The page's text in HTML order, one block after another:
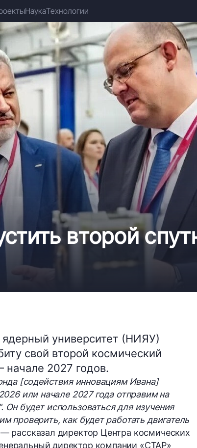
НаукаТехнологии
второй
университет (НИЯУ)
свой второй космический
начале 2027 годов.
[содействия инновациям Ивана]
или начале 2027 года отправим на
будет использоваться для изучения
проверить, как будет работать двигатель
рассказал директор Центра космических
директор компании «СТАР»